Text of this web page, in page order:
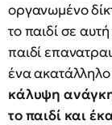
οργανωμένο
το παιδί σε
παιδί
ένα
κάλυψη
το παιδί και